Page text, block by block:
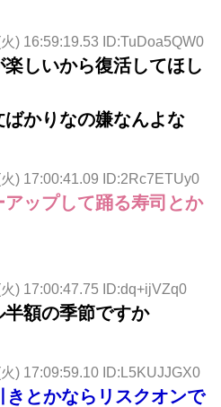
) 16:59:19.53 ID:TuDoa5QW0
しいから復活してほし
かりなの嫌なんよな
) 17:00:41.09 ID:2Rc7ETUy0
ップして踊る寿司とか
) 17:00:47.75 ID:dq+ijVZq0
額の季節ですか
) 17:09:59.10 ID:L5KUJJGX0
とかならリスクオンで